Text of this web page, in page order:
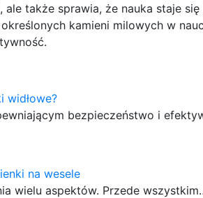
także sprawia, że nauka staje się
kamieni milowych w
widłowe?
bezpieczeństwo i
na wesele
wielu aspektów. Przede